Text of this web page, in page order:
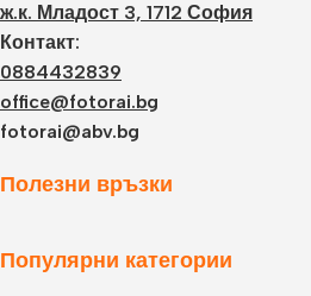
ж.к. Младост 3, 1712 София
Контакт:
0884432839
office@fotorai.bg
fotorai@abv.bg
Полезни връзки
Популярни категории